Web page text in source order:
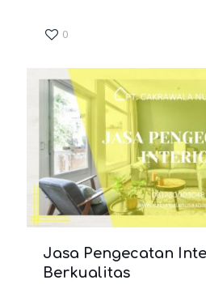
0
Jasa Pengecatan
Berkualitas